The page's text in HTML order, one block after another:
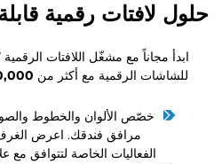
حلول لافتات رقمية
للشاشات الرقمية مع أكثر من 50,000 وحدة مباعة
خصّص الألوان والخطوط والصور
مرافق فندقك. اعرض الغرف
الفعاليات الخاصة لتتوافق